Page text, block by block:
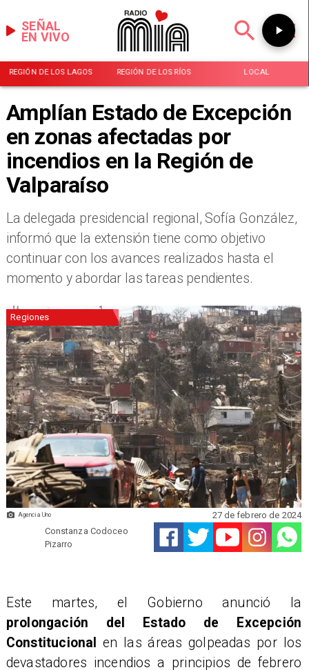
EN VIVO
SEÑAL
REGIÓN DE LOS LAGOS REGIÓN DE LOS RÍOS LOCAL
Amplían Estado de Excepción
en zonas afectadas por
incendios en la Región de
Valparaíso
​La delegada presidencial regional, Sofía González,
informó que la extensión tiene como objetivo
continuar con los avances realizados hasta el
momento y abordar las tareas pendientes.
Agencia Uno
Regiones
Constanza Codoceo
Pizarro
27 de febrero de 2024
Este martes, el Gobierno anunció la
prolongación del Estado de Excepción
Constitucional
en las áreas golpeadas por los
devastadores incendios a principios de febrero